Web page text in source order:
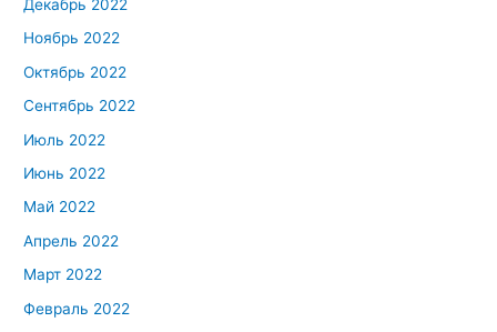
Декабрь 2022
Ноябрь 2022
Октябрь 2022
Сентябрь 2022
Июль 2022
Июнь 2022
Май 2022
Апрель 2022
Март 2022
Февраль 2022